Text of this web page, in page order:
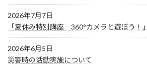
2026年7月7日
「夏休み特別講座 360°カメラと遊ぼう！
2026年6月5日
災害時の活動実施について